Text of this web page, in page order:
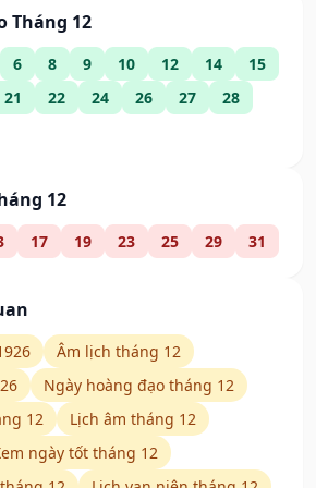
Tháng 12
6 8 9 10 12 14
15
21 22 24 26 27
28
12
17 19 23 25 29 31
Âm lịch tháng 12
Ngày hoàng đạo tháng 12
12
Lịch âm tháng 12
ngày tốt tháng 12